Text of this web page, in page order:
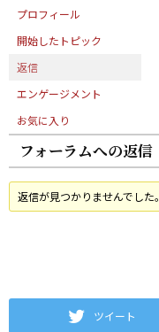
プロフィール
開始したトピック
返信
エンゲージメント
お気に入り
フォーラムへの返信
返信が見つかりませんでした。
ツイート